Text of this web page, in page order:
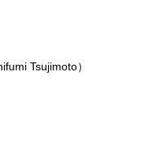
Tsujimoto）